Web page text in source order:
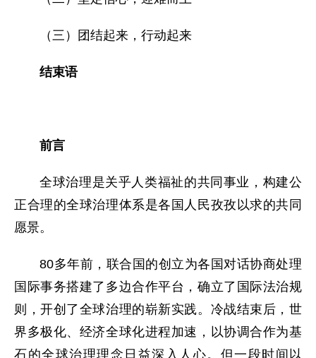
（三）团结起来，行动起来
结束语
前言
全球治理是关乎人类福祉的共同事业，构建公
正合理的全球治理体系是各国人民孜孜以求的共同
愿景。
80多年前，联合国的创立为各国对话协商处理
国际事务搭建了多边合作平台，确立了国际法治规
则，开创了全球治理的崭新实践。冷战结束后，世
界多极化、经济全球化进程加速，以协调合作为基
石的全球治理理念日益深入人心。但一段时间以